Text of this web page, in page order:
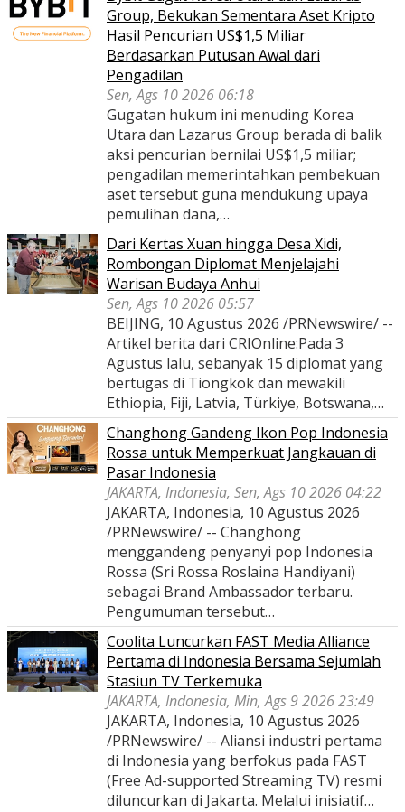
Group, Bekukan Sementara Aset Kripto
Hasil Pencurian US$1,5 Miliar
Berdasarkan Putusan Awal dari
Pengadilan
Sen, Ags 10 2026 06:18
Gugatan hukum ini menuding Korea
Utara dan Lazarus Group berada di balik
aksi pencurian bernilai US$1,5 miliar;
pengadilan memerintahkan pembekuan
aset tersebut guna mendukung upaya
pemulihan dana,…
Dari Kertas Xuan hingga Desa Xidi,
Rombongan Diplomat Menjelajahi
Warisan Budaya Anhui
Sen, Ags 10 2026 05:57
BEIJING, 10 Agustus 2026 /PRNewswire/ --
Artikel berita dari CRIOnline:Pada 3
Agustus lalu, sebanyak 15 diplomat yang
bertugas di Tiongkok dan mewakili
Ethiopia, Fiji, Latvia, Türkiye, Botswana,…
Changhong Gandeng Ikon Pop Indonesia
Rossa untuk Memperkuat Jangkauan di
Pasar Indonesia
JAKARTA, Indonesia, Sen, Ags 10 2026 04:22
JAKARTA, Indonesia, 10 Agustus 2026
/PRNewswire/ -- Changhong
menggandeng penyanyi pop Indonesia
Rossa (Sri Rossa Roslaina Handiyani)
sebagai Brand Ambassador terbaru.
Pengumuman tersebut…
Coolita Luncurkan FAST Media Alliance
Pertama di Indonesia Bersama Sejumlah
Stasiun TV Terkemuka
JAKARTA, Indonesia, Min, Ags 9 2026 23:49
JAKARTA, Indonesia, 10 Agustus 2026
/PRNewswire/ -- Aliansi industri pertama
di Indonesia yang berfokus pada FAST
(Free Ad-supported Streaming TV) resmi
diluncurkan di Jakarta. Melalui inisiatif…